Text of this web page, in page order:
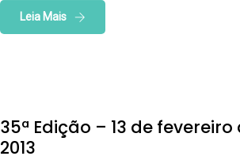
Leia Mais
35ª Edição – 13 de fevereiro
2013